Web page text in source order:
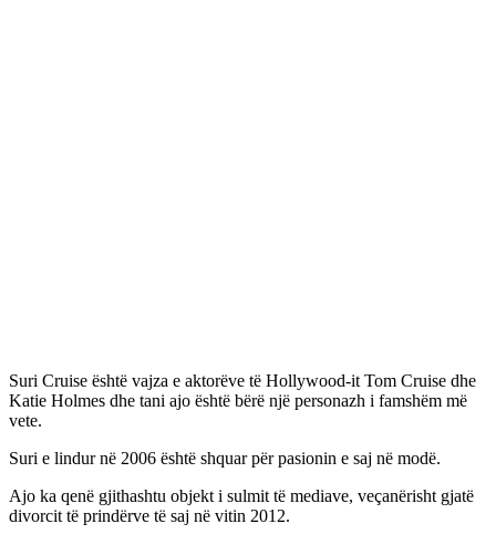
Suri Cruise është vajza e aktorëve të Hollywood-it Tom Cruise dhe
Katie Holmes dhe tani ajo është bërë një personazh i famshëm më
vete.
Suri e lindur në 2006 është shquar për pasionin e saj në modë.
Ajo ka qenë gjithashtu objekt i sulmit të mediave, veçanërisht gjatë
divorcit të prindërve të saj në vitin 2012.